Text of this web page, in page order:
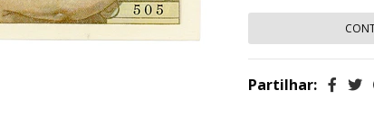
Partilhar: